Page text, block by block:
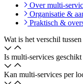
Over multi-
Organisatie &
Praktisch &
Wat is het verschil
Is multi‑services
Kan multi‑services per